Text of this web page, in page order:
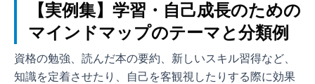
【実例集】学習・自己成長のための
マインドマップのテーマと分類例
資格の勉強、読んだ本の要約、新しいスキル習得など、
知識を定着させたり、自己を客観視したりする際に効果